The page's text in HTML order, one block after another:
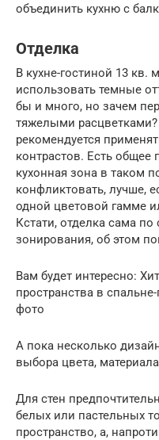
объединить кухню с
Отделка
В кухне-гостиной 13 кв.
использовать темные
бы и много, но зачем
тяжелыми
рекомендуется
контрастов. Есть общее
кухонная зона в таком
конфликтовать, лучше,
одной цветовой гамме
Кстати, отделка сама
зонирования, об этом
Вам будет интересно:
пространства в
фото
А пока несколько
выбора цвета,
Для стен
белых или пастельных
пространство, а,